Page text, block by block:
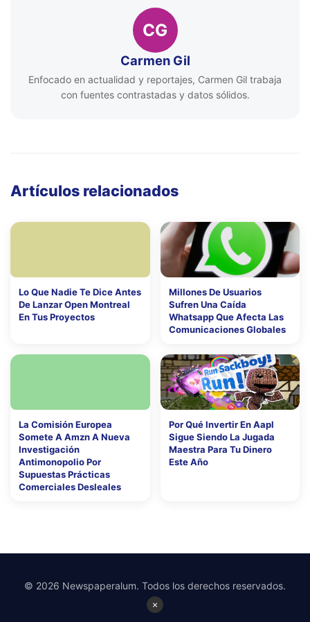
CG
Carmen Gil
Enfocado en actualidad y reportajes, Carmen Gil trabaja
con fuentes contrastadas y datos sólidos.
Artículos relacionados
Lo Que Nadie Te Dice Antes
De Lanzar Open Montreal
En Tus Proyectos
Millones De Usuarios
Sufren Una Caída
Whatsapp Que Afecta Las
Comunicaciones Globales
La Comisión Europea
Somete A Amzn A Nueva
Investigación
Antimonopolio Por
Supuestas Prácticas
Comerciales Desleales
Por Qué Invertir En Aapl
Sigue Siendo La Jugada
Maestra Para Tu Dinero
Este Año
×
© 2026 Newspaperalum. Todos los derechos reservados.